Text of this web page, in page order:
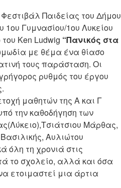
Παιδείας του Δήμου
Γυμνασίου/1ου Λυκείου
Ken Ludwig “Πανικός στα
με θέμα ένα θίασο
τους παράσταση. Οι
ρυθμός του έργου
μαθητών της Α και Γ
την καθοδήγηση των
Μάρθας,
Αυλιώτου
όλη τη χρονιά στις
το σχολείο, αλλά και όσα
ετοιμαστεί μια άρτια